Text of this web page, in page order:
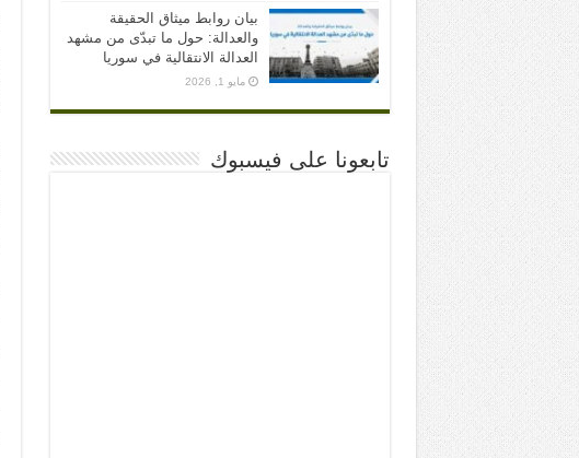
بيان روابط ميثاق الحقيقة
والعدالة: حول ما تبدّى من مشهد
العدالة الانتقالية في سوريا
مايو 1, 2026
تابعونا على فيسبوك